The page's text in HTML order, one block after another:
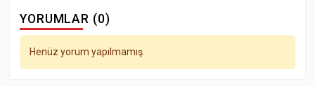
YORUMLAR (0)
Henüz yorum yapılmamış.